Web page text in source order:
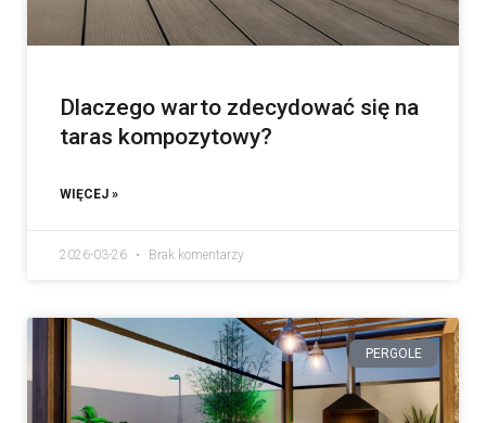
Dlaczego warto zdecydować się na
taras kompozytowy?
WIĘCEJ »
2026-03-26 Brak komentarzy
PERGOLE